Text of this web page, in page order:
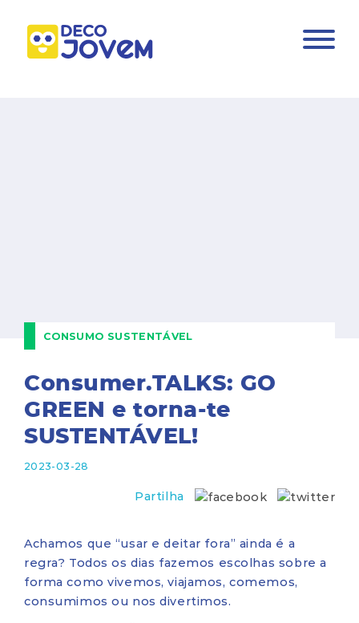
Consumer.TALKS: GO
GREEN e torna-te
SUSTENTÁVEL!
2023-03-28
Partilha
Achamos que “usar e deitar fora” ainda é a
regra? Todos os dias fazemos escolhas sobre a
forma como vivemos, viajamos, comemos,
consumimos ou nos divertimos.
CONSUMO SUSTENTÁVEL